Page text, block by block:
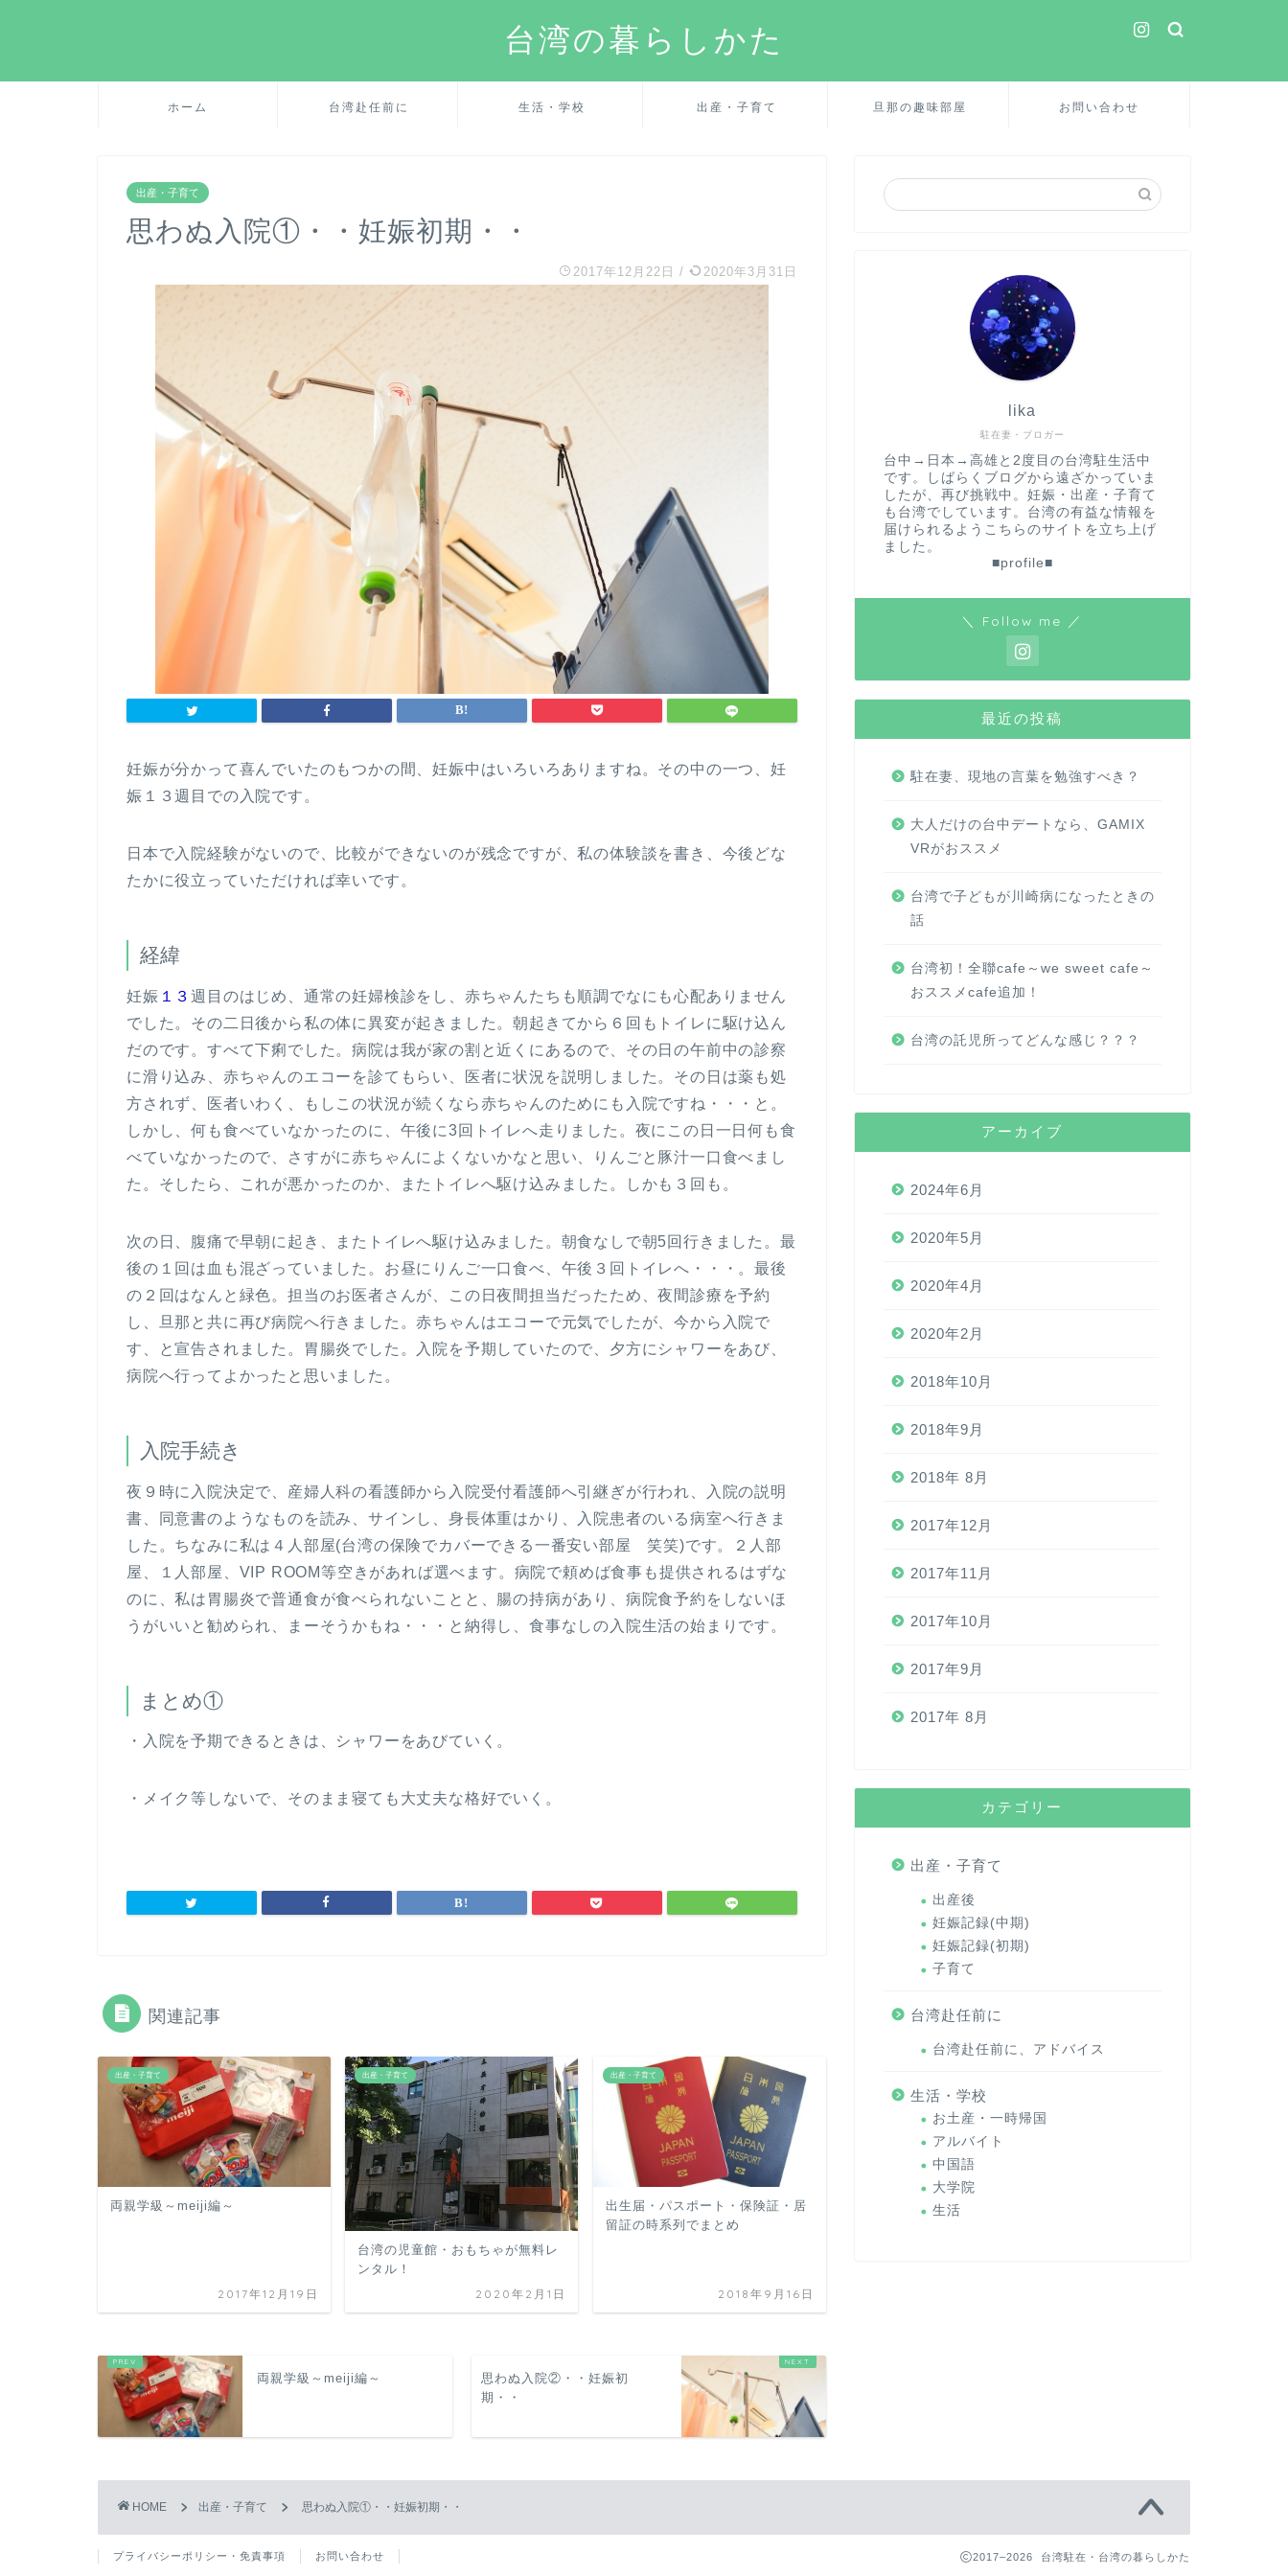
台湾の暮らしかた
ホーム 台湾赴任前に 生活・学校 出産・子育て 旦那の趣味部屋 お問い合わせ
出産・子育て
思わぬ入院①・・妊娠初期・・
2017年12月22日 / 2020年3月31日
妊娠が分かって喜んでいたのもつかの間、妊娠中はいろいろありますね。その中の一つ、妊
娠１３週目での入院です。
日本で入院経験がないので、比較ができないのが残念ですが、私の体験談を書き、今後どな
たかに役立っていただければ幸いです。
経緯
妊娠 １３週目のはじめ、通常の妊婦検診をし、赤ちゃんたちも順調でなにも心配ありません
でした。その二日後から私の体に異変が起きました。朝起きてから６回もトイレに駆け込ん
だのです。すべて下痢でした。病院は我が家の割と近くにあるので、その日の午前中の診察
に滑り込み、赤ちゃんのエコーを診てもらい、医者に状況を説明しました。その日は薬も処
方されず、医者いわく、もしこの状況が続くなら赤ちゃんのためにも入院ですね・・・と。
しかし、何も食べていなかったのに、午後に3回トイレへ走りました。夜にこの日一日何も食
べていなかったので、さすがに赤ちゃんによくないかなと思い、りんごと豚汁一口食べまし
た。そしたら、これが悪かったのか、またトイレへ駆け込みました。しかも３回も。
次の日、腹痛で早朝に起き、またトイレへ駆け込みました。朝食なしで朝5回行きました。最
後の１回は血も混ざっていました。お昼にりんご一口食べ、午後３回トイレへ・・・。最後
の２回はなんと緑色。担当のお医者さんが、この日夜間担当だったため、夜間診療を予約
し、旦那と共に再び病院へ行きました。赤ちゃんはエコーで元気でしたが、今から入院で
す、と宣告されました。胃腸炎でした。入院を予期していたので、夕方にシャワーをあび、
病院へ行ってよかったと思いました。
入院手続き
夜９時に入院決定で、産婦人科の看護師から入院受付看護師へ引継ぎが行われ、入院の説明
書、同意書のようなものを読み、サインし、身長体重はかり、入院患者のいる病室へ行きま
した。ちなみに私は４人部屋(台湾の保険でカバーできる一番安い部屋 笑笑)です。２人部
屋、１人部屋、VIP ROOM等空きがあれば選べます。病院で頼めば食事も提供されるはずな
のに、私は胃腸炎で普通食が食べられないことと、腸の持病があり、病院食予約をしないほ
うがいいと勧められ、まーそうかもね・・・と納得し、食事なしの入院生活の始まりです。
まとめ①
・入院を予期できるときは、シャワーをあびていく。
・メイク等しないで、そのまま寝ても大丈夫な格好でいく。
関連記事
出産・子育て
両親学級～meiji編～
2017年12月19日
出産・子育て
台湾の児童館・おもちゃが無料レ
ンタル！
2020年2月1日
出産・子育て
出生届・パスポート・保険証・居
留証の時系列でまとめ
2018年9月16日
両親学級～meiji編～
思わぬ入院②・・妊娠初
期・・
駐在妻・ブロガー
lika
台中→日本→高雄と2度目の台湾駐生活中
です。しばらくブログから遠ざかっていま
したが、再び挑戦中。妊娠・出産・子育て
も台湾でしています。台湾の有益な情報を
届けられるようこちらのサイトを立ち上げ
ました。
■profile■
＼ Follow me ／
最近の投稿
駐在妻、現地の言葉を勉強すべき？
大人だけの台中デートなら、GAMIX
VRがおススメ
台湾で子どもが川崎病になったときの
話
台湾初！全聯cafe～we sweet cafe～
おススメcafe追加！
台湾の託児所ってどんな感じ？？？
アーカイブ
2024年6月
2020年5月
2020年4月
2020年2月
2018年10月
2018年9月
2018年 8月
2017年12月
2017年11月
2017年10月
2017年9月
2017年 8月
カテゴリー
出産・子育て
出産後
妊娠記録(中期)
妊娠記録(初期)
子育て
台湾赴任前に
台湾赴任前に、アドバイス
生活・学校
お土産・一時帰国
アルバイト
中国語
大学院
生活
HOME 出産・子育て 思わぬ入院①・・妊娠初期・・
プライバシーポリシー・免責事項 お問い合わせ 2017–2026 台湾駐在・台湾の暮らしかた